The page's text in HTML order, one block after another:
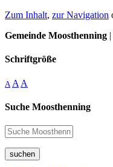
Zum Inhalt, zur Navigation
Gemeinde Moosthenning
Schriftgröße
A A A
Suche Moosthenning
suchen